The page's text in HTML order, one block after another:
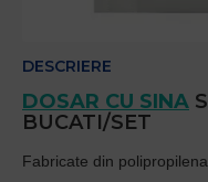
DESCRIERE
DOSAR CU SINA
BUCATI/SET
Fabricate din